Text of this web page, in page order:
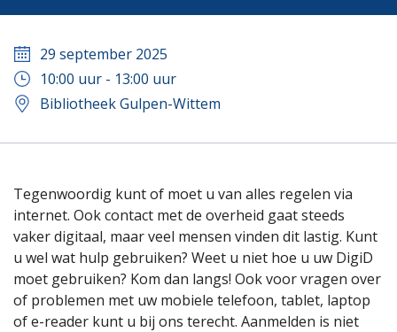
29 september 2025
10:00 uur - 13:00 uur
Bibliotheek Gulpen-Wittem
Tegenwoordig kunt of moet u van alles regelen via
internet. Ook contact met de overheid gaat steeds
vaker digitaal, maar veel mensen vinden dit lastig. Kunt
u wel wat hulp gebruiken? Weet u niet hoe u uw DigiD
moet gebruiken? Kom dan langs! Ook voor vragen over
of problemen met uw mobiele telefoon, tablet, laptop
of e-reader kunt u bij ons terecht. Aanmelden is niet